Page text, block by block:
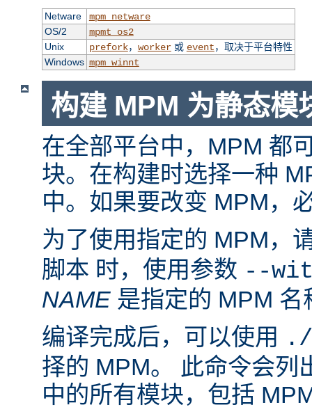
Netware
mpm_netware
OS/2
mpmt_os2
Unix
prefork， worker或 event，取决于平台特性
Windows mpm_winnt
构建 MPM 为静态模
在全部平台中，MPM 都
块。在构建时选择一种
中。如果要改变 MPM，
为了使用指定的 MPM，
脚本 时，使用参数 --
NAME 是指定的 MPM 名
编译完成后，可以使用
择的 MPM。 此命令会列
中的所有模块，包括